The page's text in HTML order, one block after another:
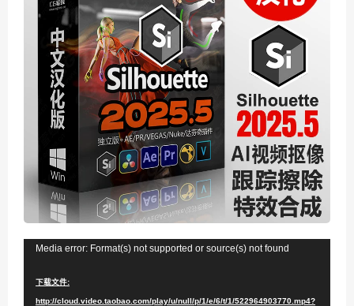
Media error: Format(s) not supported or source(s) not found
下载文件:
http://cloud.video.taobao.com/play/u/null/p/1/e/6/t/1/522964903770.mp4?